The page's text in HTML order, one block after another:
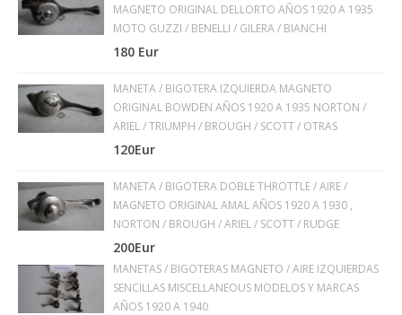
MAGNETO ORIGINAL DELLORTO AÑOS 1920 A 1935
MOTO GUZZI / BENELLI / GILERA / BIANCHI
180 Eur
MANETA / BIGOTERA IZQUIERDA MAGNETO
ORIGINAL BOWDEN AÑOS 1920 A 1935 NORTON /
ARIEL / TRIUMPH / BROUGH / SCOTT / OTRAS
120Eur
MANETA / BIGOTERA DOBLE THROTTLE / AIRE /
MAGNETO ORIGINAL AMAL AÑOS 1920 A 1930 ,
NORTON / BROUGH / ARIEL / SCOTT / RUDGE
200Eur
MANETAS / BIGOTERAS MAGNETO / AIRE IZQUIERDAS
SENCILLAS MISCELLANEOUS MODELOS Y MARCAS
AÑOS 1920 A 1940